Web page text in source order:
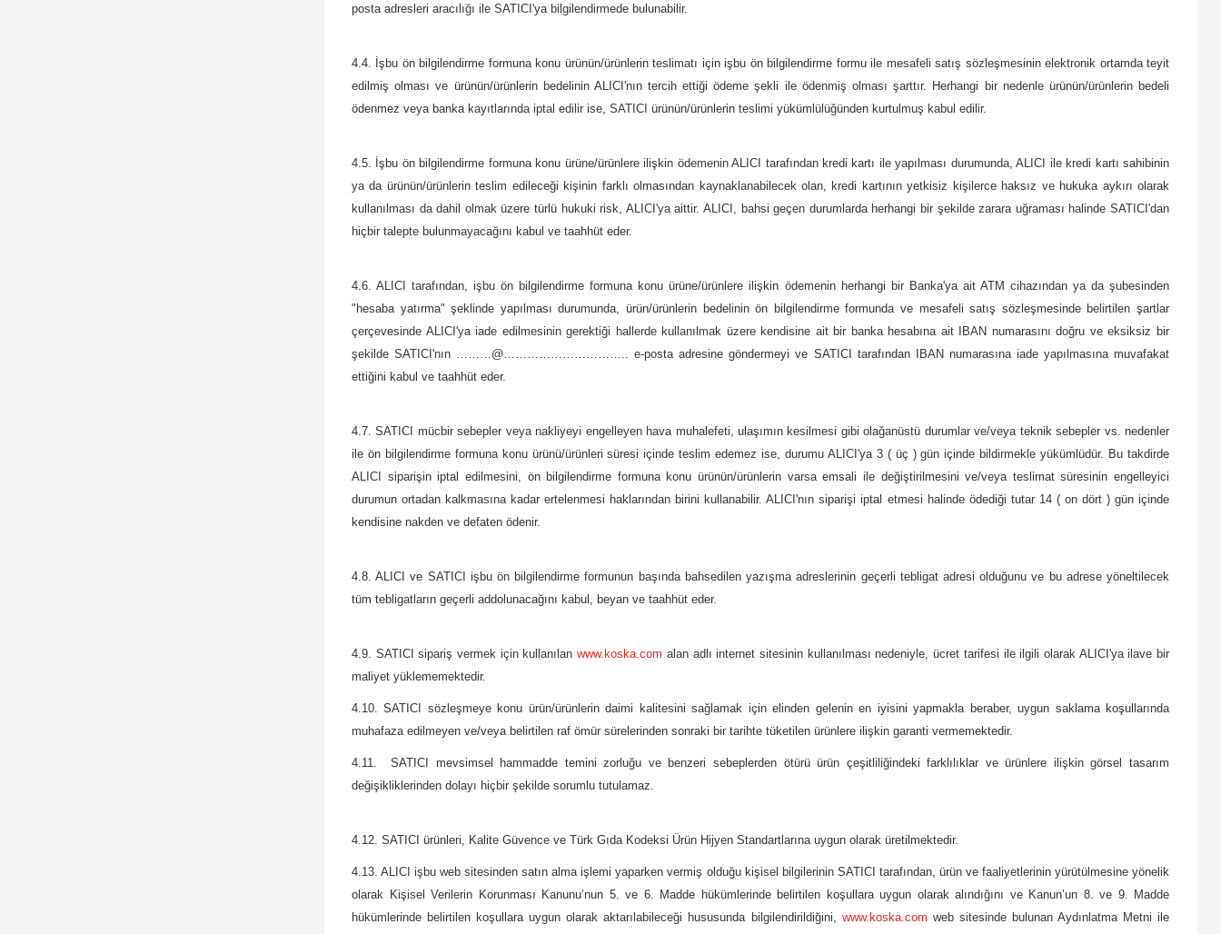
posta adresleri aracılığı ile SATICI'ya bilgilendirmede bulunabilir.
4.4. İşbu ön bilgilendirme formuna konu ürünün/ürünlerin teslimatı için işbu ön bilgilendirme formu ile mesafeli satış sözleşmesinin elektronik ortamda teyit
edilmiş olması ve ürünün/ürünlerin bedelinin ALICI'nın tercih ettiği ödeme şekli ile ödenmiş olması şarttır. Herhangi bir nedenle ürünün/ürünlerin bedeli
ödenmez veya banka kayıtlarında iptal edilir ise, SATICI ürünün/ürünlerin teslimi yükümlülüğünden kurtulmuş kabul edilir.
4.5. İşbu ön bilgilendirme formuna konu ürüne/ürünlere ilişkin ödemenin ALICI tarafından kredi kartı ile yapılması durumunda, ALICI ile kredi kartı sahibinin
ya da ürünün/ürünlerin teslim edileceği kişinin farklı olmasından kaynaklanabilecek olan, kredi kartının yetkisiz kişilerce haksız ve hukuka aykırı olarak
kullanılması da dahil olmak üzere türlü hukuki risk, ALICI'ya aittir. ALICI, bahsi geçen durumlarda herhangi bir şekilde zarara uğraması halinde SATICI'dan
hiçbir talepte bulunmayacağını kabul ve taahhüt eder.
4.6. ALICI tarafından, işbu ön bilgilendirme formuna konu ürüne/ürünlere ilişkin ödemenin herhangi bir Banka'ya ait ATM cihazından ya da şubesinden
"hesaba yatırma" şeklinde yapılması durumunda, ürün/ürünlerin bedelinin ön bilgilendirme formunda ve mesafeli satış sözleşmesinde belirtilen şartlar
çerçevesinde ALICI'ya iade edilmesinin gerektiği hallerde kullanılmak üzere kendisine ait bir banka hesabına ait IBAN numarasını doğru ve eksiksiz bir
şekilde SATICI'nın ………@………………………….. e-posta adresine göndermeyi ve SATICI tarafından IBAN numarasına iade yapılmasına muvafakat
ettiğini kabul ve taahhüt eder.
4.7. SATICI mücbir sebepler veya nakliyeyi engelleyen hava muhalefeti, ulaşımın kesilmesi gibi olağanüstü durumlar ve/veya teknik sebepler vs. nedenler
ile ön bilgilendirme formuna konu ürünü/ürünleri süresi içinde teslim edemez ise, durumu ALICI'ya 3 ( üç ) gün içinde bildirmekle yükümlüdür. Bu takdirde
ALICI siparişin iptal edilmesini, ön bilgilendirme formuna konu ürünün/ürünlerin varsa emsali ile değiştirilmesini ve/veya teslimat süresinin engelleyici
durumun ortadan kalkmasına kadar ertelenmesi haklarından birini kullanabilir. ALICI'nın siparişi iptal etmesi halinde ödediği tutar 14 ( on dört ) gün içinde
kendisine nakden ve defaten ödenir.
4.8. ALICI ve SATICI işbu ön bilgilendirme formunun başında bahsedilen yazışma adreslerinin geçerli tebligat adresi olduğunu ve bu adrese yöneltilecek
tüm tebligatların geçerli addolunacağını kabul, beyan ve taahhüt eder.
4.9. SATICI sipariş vermek için kullanılanwww.koska.com alan adlı internet sitesinin kullanılması nedeniyle, ücret tarifesi ile ilgili olarak ALICI'ya ilave bir
maliyet yüklememektedir.
4.10. SATICI sözleşmeye konu ürün/ürünlerin daimi kalitesini sağlamak için elinden gelenin en iyisini yapmakla beraber, uygun saklama koşullarında
muhafaza edilmeyen ve/veya belirtilen raf ömür sürelerinden sonraki bir tarihte tüketilen ürünlere ilişkin garanti vermemektedir.
4.11. SATICI mevsimsel hammadde temini zorluğu ve benzeri sebeplerden ötürü ürün çeşitliliğindeki farklılıklar ve ürünlere ilişkin görsel tasarım
değişikliklerinden dolayı hiçbir şekilde sorumlu tutulamaz.
4.12. SATICI ürünleri, Kalite Güvence ve Türk Gıda Kodeksi Ürün Hijyen Standartlarına uygun olarak üretilmektedir.
4.13. ALICI işbu web sitesinden satın alma işlemi yaparken vermiş olduğu kişisel bilgilerinin SATICI tarafından, ürün ve faaliyetlerinin yürütülmesine yönelik
olarak Kişisel Verilerin Korunması Kanunu’nun 5. ve 6. Madde hükümlerinde belirtilen koşullara uygun olarak alındığını ve Kanun’un 8. ve 9. Madde
hükümlerinde belirtilen koşullara uygun olarak aktarılabileceği hususunda bilgilendirildiğini, www.koska.com web sitesinde bulunan Aydınlatma Metni ile